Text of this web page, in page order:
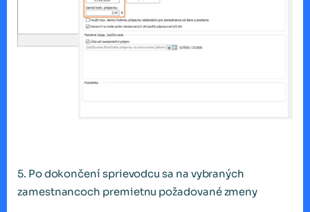
5. Po dokončení sprievodcu sa na vybraných
zamestnancoch premietnu požadované zmeny